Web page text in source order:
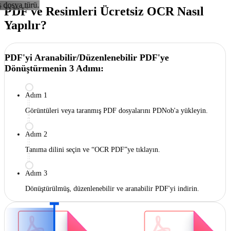
dosya türü.
PDF ve Resimleri Ücretsiz OCR Nasıl
Yapılır?
PDF'yi Aranabilir/Düzenlenebilir PDF'ye
Dönüştürmenin 3 Adımı:
Adım 1
Görüntüleri veya taranmış PDF dosyalarını PDNob'a yükleyin.
Adım 2
Tanıma dilini seçin ve “OCR PDF”ye tıklayın.
Adım 3
Dönüştürülmüş, düzenlenebilir ve aranabilir PDF'yi indirin.